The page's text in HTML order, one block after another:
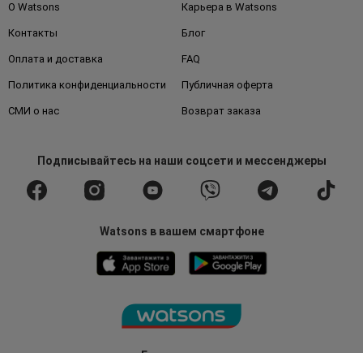
О Watsons Карьера в Watsons
Контакты Блог
Оплата и доставка FAQ
Политика конфиденциальности Публичная оферта
СМИ о нас Возврат заказа
Подписывайтесьна наши соцсети и мессенджеры
Watsons в вашем смартфоне